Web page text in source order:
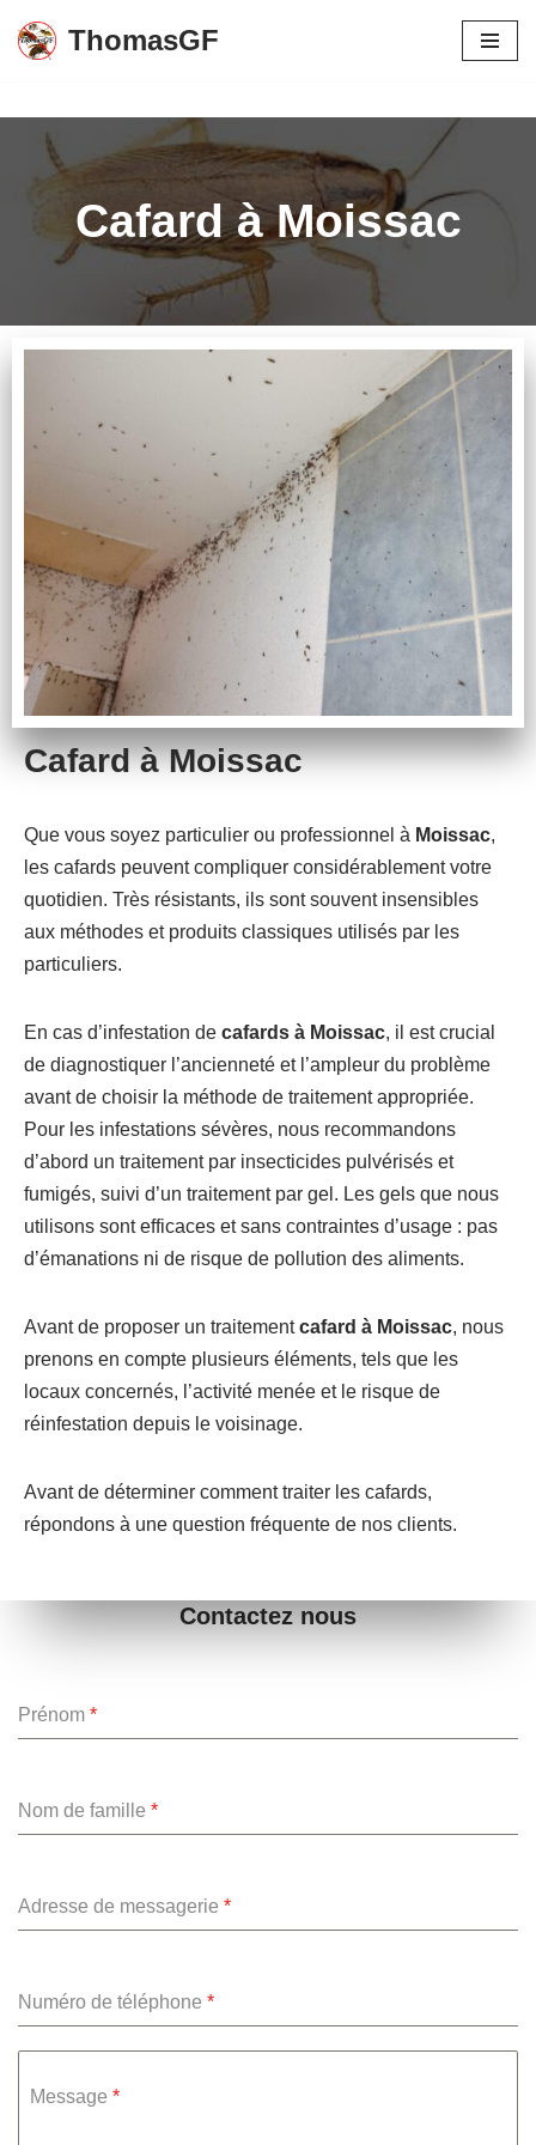
Aller
contenu
ThomasGF
Cafard à Moissac
Cafard à Moissac
Que vous soyez particulier ou professionnel à Moissac,
les cafards peuvent compliquer considérablement votre
quotidien. Très résistants, ils sont souvent insensibles
aux méthodes et produits classiques utilisés par les
particuliers.
En cas d’infestation de cafards à Moissac, il est crucial
de diagnostiquer l’ancienneté et l’ampleur du problème
avant de choisir la méthode de traitement appropriée.
Pour les infestations sévères, nous recommandons
d’abord un traitement par insecticides pulvérisés et
fumigés, suivi d’un traitement par gel. Les gels que nous
utilisons sont efficaces et sans contraintes d’usage : pas
d’émanations ni de risque de pollution des aliments.
Avant de proposer un traitementcafard à Moissac, nous
prenons en compte plusieurs éléments, tels que les
locaux concernés, l’activité menée et le risque de
réinfestation depuis le voisinage.
Avant de déterminer comment traiter les cafards,
répondons à une question fréquente de nos clients.
Contactez nous
Prénom *
Nom de famille *
Adresse de messagerie *
Numéro de téléphone *
Message *